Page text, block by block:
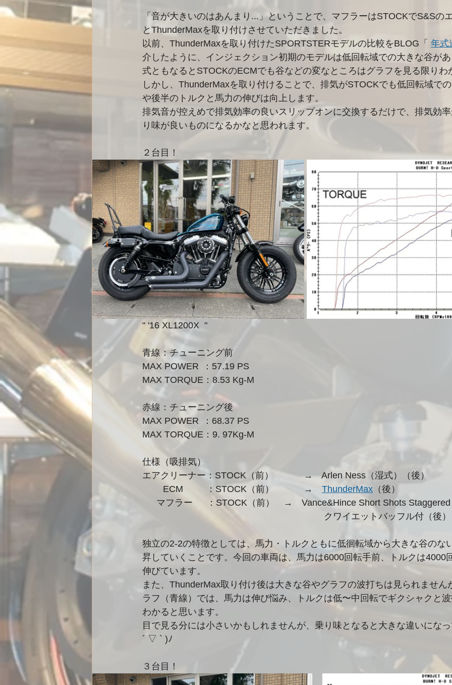
「音が大きいのはあんまり...」ということで、マフラーはSTOCKでS&Sの
とThunderMaxを取り付けさせていただきました。
以前、ThunderMaxを取り付けたSPORTSTERモデルの比較をBLOG「 年式
介したように、インジェクション初期のモデルは低回転域での大きな谷が
式ともなるとSTOCKのECMでも谷などの変なところはグラフを見る限りわ
しかし、ThunderMaxを取り付けることで、排気がSTOCKでも低回転域で
や後半のトルクと馬力の伸びは向上します。
排気音が控えめで排気効率の良いスリップオンに交換するだけで、排気効
り味が良いものになるかなと思われます。
２台目！
" '16 XL1200X  "
青線：チューニング前
MAX POWER	：57.19 PS
MAX TORQUE：8.53 Kg-M
赤線：チューニング後
MAX POWER	：68.37 PS
MAX TORQUE：9. 97Kg-M
仕様（吸排気）
エアクリーナー：STOCK（前）　	→　Arlen Ness（湿式）（後）
ECM 　　 ：STOCK（前）　	→ ThunderMax （後）
マフラー　  ：STOCK（前）	→　Vance&Hince Short Shots Staggered
									クワイエットバッフル付（後）
独立の2-2の特徴としては、馬力・トルクともに低徊転域から大きな谷のな
昇していくことです。今回の車両は、馬力は6000回転手前、トルクは4000
伸びています。
また、ThunderMax取り付け後は大きな谷やグラフの波打ちは見られません
ラフ（青線）では、馬力は伸び悩み、トルクは低〜中回転でギクシャクと
わかると思います。
目で見る分には小さいかもしれませんが、乗り味となると大きな違いにな
´ ▽ ` )ﾉ
３台目！